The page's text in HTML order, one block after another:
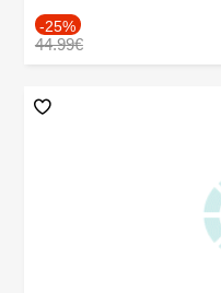
-25%
44.99€